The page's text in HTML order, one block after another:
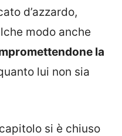
d’azzardo,
modo anche
la
lui non sia
si è chiuso